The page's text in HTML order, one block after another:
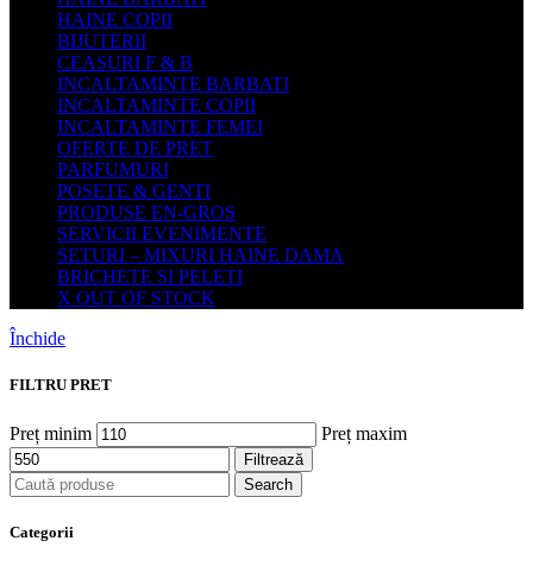
HAINE COPII
BIJUTERII
CEASURI F & B
INCALTAMINTE BARBATI
INCALTAMINTE COPII
INCALTAMINTE FEMEI
OFERTE DE PRET
PARFUMURI
POSETE & GENTI
PRODUSE EN-GROS
SERVICII EVENIMENTE
SETURI – MIXURI HAINE DAMA
BRICHETE SI PELETI
X OUT OF STOCK
Închide
FILTRU PRET
Preț minim Preț maxim
Filtrează
Search
Categorii